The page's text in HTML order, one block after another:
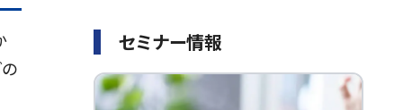
セミナー情報